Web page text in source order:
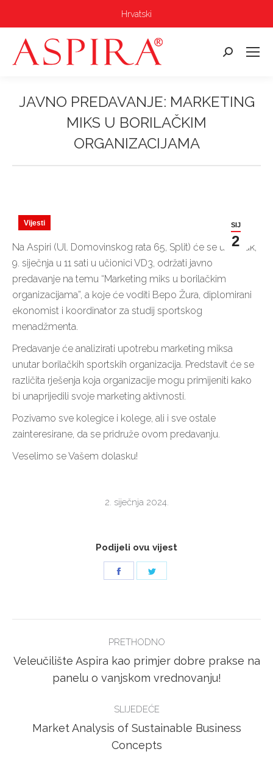
Hrvatski
Pretraga:
JAVNO PREDAVANJE: MARKETING
MIKS U BORILAČKIM
ORGANIZACIJAMA
SIJ
2
Vijesti
Na Aspiri (Ul. Domovinskog rata 65, Split) će se u utorak,
9. siječnja u 11 sati u učionici VD3, održati javno
predavanje na temu “Marketing miks u borilačkim
organizacijama”, a koje će voditi Bepo Žura, diplomirani
ekonomist i koordinator za studij sportskog
menadžmenta.
Predavanje će analizirati upotrebu marketing miksa
unutar borilačkih sportskih organizacija. Predstavit će se
različita rješenja koja organizacije mogu primijeniti kako
bi unaprijedili svoje marketing aktivnosti.
Pozivamo sve kolegice i kolege, ali i sve ostale
zainteresirane, da se pridruže ovom predavanju.
Veselimo se Vašem dolasku!
2. siječnja 2024.
Podijeli ovu vijest
NAVIGATION
PRETHODNO
Previous
post:
Veleučilište Aspira kao primjer dobre prakse na
panelu o vanjskom vrednovanju!
SLIJEDEĆE
Next
post:
Market Analysis of Sustainable Business
Concepts